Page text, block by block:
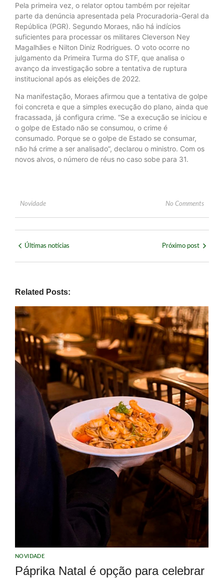
Pela primeira vez, o relator optou também por rejeitar
parte da denúncia apresentada pela Procuradoria-Geral da
República (PGR). Segundo Moraes, não há indícios
suficientes para processar os militares Cleverson Ney
Magalhães e Nilton Diniz Rodrigues. O voto ocorre no
julgamento da Primeira Turma do STF, que analisa o
avanço da investigação sobre a tentativa de ruptura
institucional após as eleições de 2022.
Na manifestação, Moraes afirmou que a tentativa de golpe
foi concreta e que a simples execução do plano, ainda que
fracassada, já configura crime. “Se a execução se iniciou e
o golpe de Estado não se consumou, o crime é
consumado. Porque se o golpe de Estado se consumar,
não há crime a ser analisado”, declarou o ministro. Com os
novos alvos, o número de réus no caso sobe para 31.
Novidade No Comments
Últimas notícias Próximo post
Related Posts:
NOVIDADE
Páprika Natal é opção para celebrar